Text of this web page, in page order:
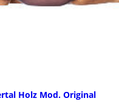
Holz Mod. Original